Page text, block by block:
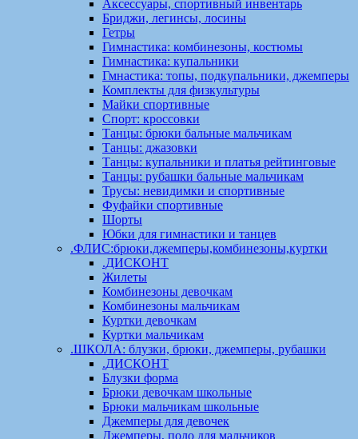
Аксессуары, спортивный инвентарь
Бриджи, легинсы, лосины
Гетры
Гимнастика: комбинезоны, костюмы
Гимнастика: купальники
Гмнастика: топы, подкупальники, джемперы
Комплекты для физкультуры
Майки спортивные
Спорт: кроссовки
Танцы: брюки бальные мальчикам
Танцы: джазовки
Танцы: купальники и платья рейтинговые
Танцы: рубашки бальные мальчикам
Трусы: невидимки и спортивные
Фуфайки спортивные
Шорты
Юбки для гимнастики и танцев
.ФЛИС:брюки,джемперы,комбинезоны,куртки
.ДИСКОНТ
Жилеты
Комбинезоны девочкам
Комбинезоны мальчикам
Куртки девочкам
Куртки мальчикам
.ШКОЛА: блузки, брюки, джемперы, рубашки
.ДИСКОНТ
Блузки форма
Брюки девочкам школьные
Брюки мальчикам школьные
Джемперы для девочек
Джемперы, поло для мальчиков